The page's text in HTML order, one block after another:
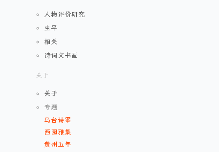
人物评价研究
生平
相关
诗词文书画
关于
关于
专题
乌台诗案
西园雅集
黄州五年